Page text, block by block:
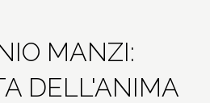
MANZI:
DELL'ANIMA